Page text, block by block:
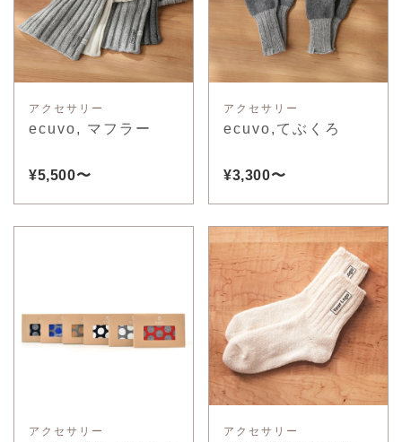
アクセサリー
ecuvo, マフラー
¥5,500〜
アクセサリー
ecuvo,てぶくろ
¥3,300〜
アクセサリー アクセサリー